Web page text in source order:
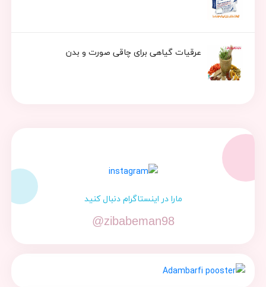
عرقیات گیاهی برای چاقی صورت و بدن
مارا در اینستاگرام دنبال کنید
@zibabeman98